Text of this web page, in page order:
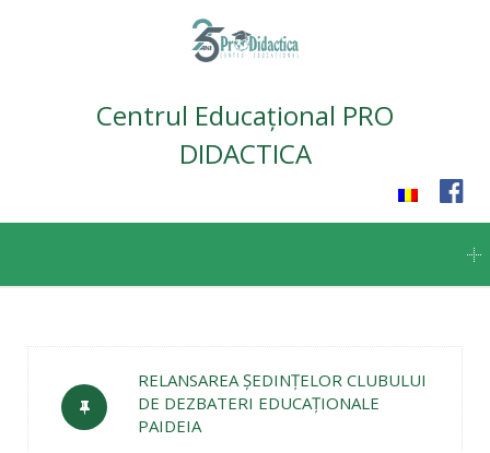
Centrul Educațional PRO
DIDACTICA
content
RELANSAREA ŞEDINŢELOR CLUBULUI
DE DEZBATERI EDUCAŢIONALE
PAIDEIA